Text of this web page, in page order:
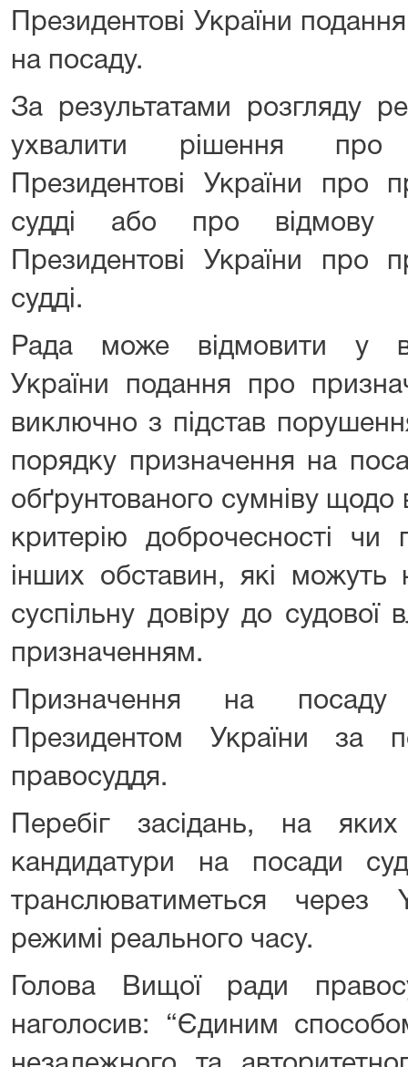
Президентові України
на посаду.
За результатами розгляду
ухвалити рішення про
Президентові України про
судді або про відмову
Президентові України про
судді.
Рада може відмовити у
України подання про
виключно з підстав
порядку призначення на
обґрунтованого сумніву щодо
критерію доброчесності чи
інших обставин, які можуть
суспільну довіру до судової
призначенням.
Призначення на посаду
Президентом України за
правосуддя.
Перебіг засідань, на
кандидатури на посади
транслюватиметься
режимі реального часу.
Голова Вищої ради
наголосив: “Єдиним